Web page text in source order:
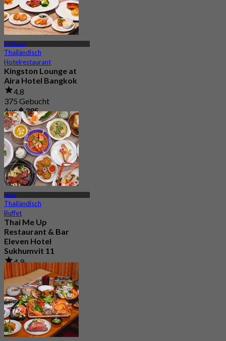
BTS Nana
Thailändisch
Hotelrestaurant
Kingston Lounge at
Aira Hotel Bangkok
4.8
375 Gebucht
Aus฿ 395
Nana
Thailändisch
Buffet
Thai Me Up
Restaurant & Bar
Eleven Hotel
Sukhumvit 11
4.9
252 Gebucht
Aus ฿ 596.66